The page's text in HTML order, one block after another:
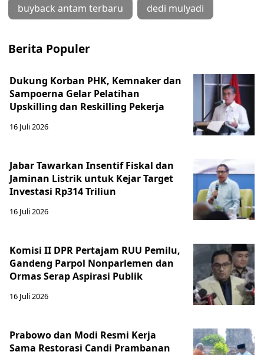
buyback antam terbaru dedi mulyadi
Berita Populer
Dukung Korban PHK, Kemnaker dan
Sampoerna Gelar Pelatihan
Upskilling dan Reskilling Pekerja
16 Juli 2026
Jabar Tawarkan Insentif Fiskal dan
Jaminan Listrik untuk Kejar Target
Investasi Rp314 Triliun
16 Juli 2026
Komisi II DPR Pertajam RUU Pemilu,
Gandeng Parpol Nonparlemen dan
Ormas Serap Aspirasi Publik
16 Juli 2026
Prabowo dan Modi Resmi Kerja
Sama Restorasi Candi Prambanan